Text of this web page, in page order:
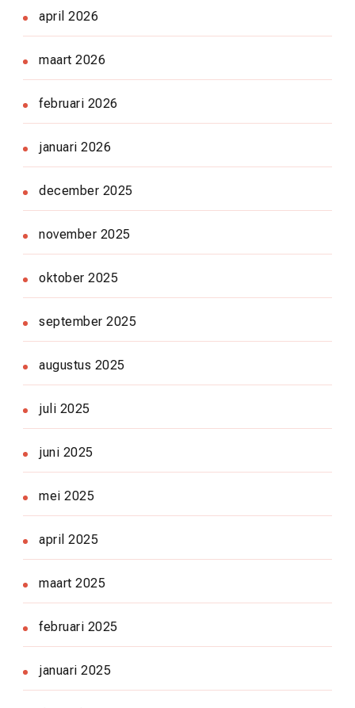
april 2026
maart 2026
februari 2026
januari 2026
december 2025
november 2025
oktober 2025
september 2025
augustus 2025
juli 2025
juni 2025
mei 2025
april 2025
maart 2025
februari 2025
januari 2025